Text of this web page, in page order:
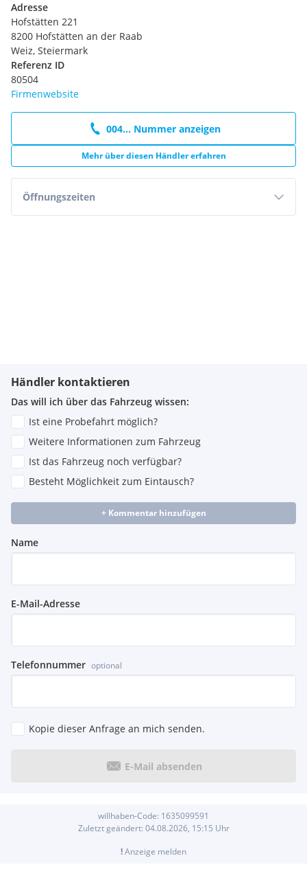
Adresse
Hofstätten 221
8200 Hofstätten an der Raab
Weiz, Steiermark
Referenz ID
80504
Firmenwebsite
004... Nummer anzeigen
Mehr über diesen Händler erfahren
Öffnungszeiten
Händler kontaktieren
Das will ich über das Fahrzeug wissen:
Ist eine Probefahrt möglich?
Weitere Informationen zum Fahrzeug
Ist das Fahrzeug noch verfügbar?
Besteht Möglichkeit zum Eintausch?
+ Kommentar hinzufügen
Name
E-Mail-Adresse
Telefonnummer optional
Kopie dieser Anfrage an mich senden.
E-Mail absenden
willhaben-Code: 1635099591
Zuletzt geändert: 04.08.2026, 15:15 Uhr
!Anzeige melden